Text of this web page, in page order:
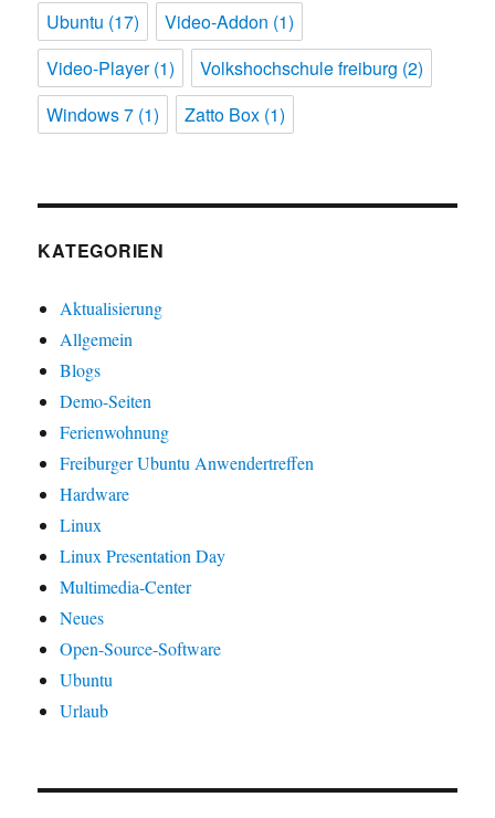
Ubuntu (17) Video-Addon (1)
Video-Player(1) Volkshochschule freiburg (2)
Windows 7 (1) Zatto Box (1)
KATEGORIEN
Aktualisierung
Allgemein
Blogs
Demo-Seiten
Ferienwohnung
Freiburger Ubuntu Anwendertreffen
Hardware
Linux
Linux Presentation Day
Multimedia-Center
Neues
Open-Source-Software
Ubuntu
Urlaub